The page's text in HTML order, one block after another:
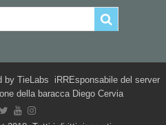
by TieLabs iRREsponsabile del server
della baracca Diego Cervia